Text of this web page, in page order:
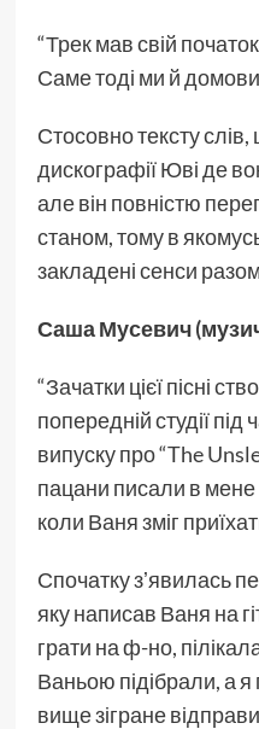
“Трек мав свій
Саме тоді ми й
Стосовно тексту
дискографії Юві де
але він повністю
станом, тому в
закладені сенси
Саша Мусевич
“Зачатки цієї пісні
попередній студії під
випуску про “The
пацани писали в мене
коли Ваня зміг
Спочатку зʼявилась
яку написав Ваня на
грати на ф-но,
Ваньою підібрали, а я
вище зігране